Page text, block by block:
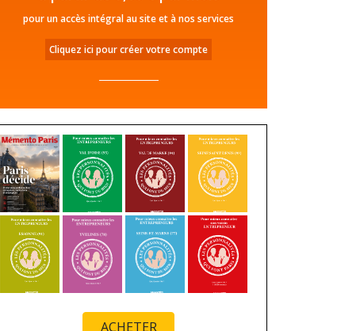
pour un accès intégral au site et à nos services
Cliquez ici pour créer votre compte
ACHETER